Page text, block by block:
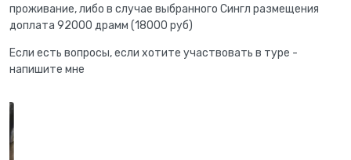
проживание, либо в случае выбранного Сингл размещения
доплата 92000 драмм (18000 руб)
Если есть вопросы, если хотите участвовать в туре -
напишите мне